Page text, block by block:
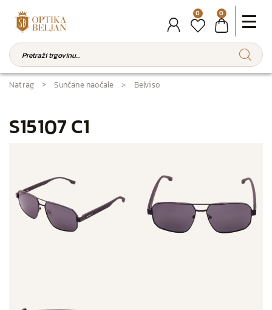
0 0
Natrag Sunčane naočale Belviso
S15107 C1